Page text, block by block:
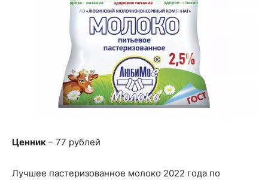
Ценник – 77 рублей
Лучшее пастеризованное молоко 2022 года по